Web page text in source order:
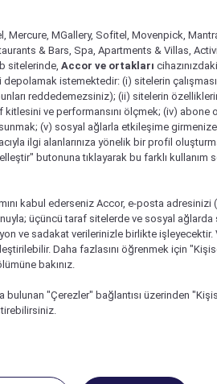
Mercure, MGallery, Sofitel, Movenpick,
& Bars, Spa, Apartments & Villas,
sitelerinde, Accor ve ortakları
istemektedir: (i) sitelerin
reddedemezsiniz); (ii) sitelerin
ve performansını ölçmek; (iv) abone
(v) sosyal ağlarla etkileşime girmenize
ilgi alanlarınıza yönelik bir profil
butonuna tıklayarak bu farklı kullanım
kabul ederseniz Accor, e-posta adresinizi
üçüncü taraf sitelerde ve sosyal
ve sadakat verilerinizle birlikte işleyecektir.
Daha fazlasını öğrenmek için
bakınız.
bulunan "Çerezler" bağlantısı üzerinden